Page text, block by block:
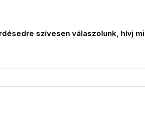
szívesen válaszolunk, hívj